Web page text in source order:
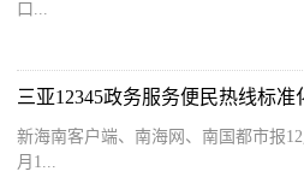
口...
三亚12345政务服务便民热线标
新海南客户端、南海网、南国都市报
月1...